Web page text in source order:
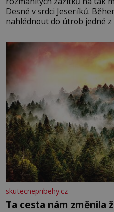
Desné v srdci Jeseníků.
nahlédnout do útrob jedné z
se na koloběžce a den
Velkých Losinách nebo v
skutecnepribehy.cz
Ta cesta nám změnila